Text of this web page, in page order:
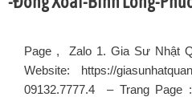
Page , Zalo 1. Gia Sư Nhật
Website: https://
09132.7777.4 – Trang